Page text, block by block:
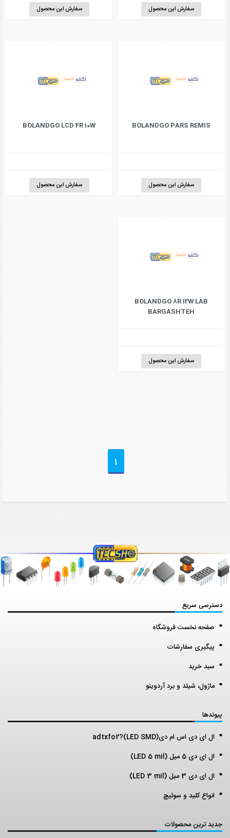
سفارش این محصول سفارش این محصول
BOLANDGO PARS REMIS
سفارش این محصول
BOLANDGO LCD 4R 10W
سفارش این محصول
BOLANDGO 8R 12W LAB
BARGASHTEH
سفارش این محصول
1
دسترسی سریع
صفحه نخست فروشگاه
پیگیری سفارشات
سبد خرید
ماژول، شیلد و برد آردوینو
پیوندها
ال ای دی اس ام دی(LED SMD)?adtxfo2
ال ای دی 5 میل (LED 5 mil)
ال ای دی 3 میل (LED 3 mil)
انواع کلید و سوئیچ
جدید ترین محصولات